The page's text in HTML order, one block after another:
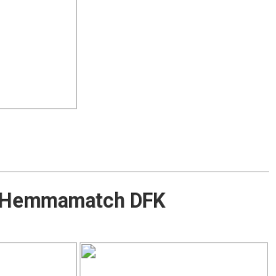
DFK